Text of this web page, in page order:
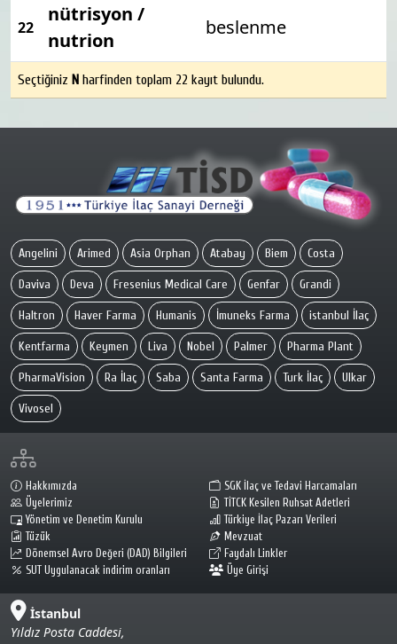
22
nütrisyon /
nutrion
beslenme
Seçtiğiniz N harfinden toplam 22 kayıt bulundu.
Angelini Arimed Asia Orphan Atabay Biem Costa
Daviva Deva Fresenius Medical Care Genfar Grandi
Haltron Haver Farma Humanis İmuneks Farma istanbul İlaç
Kentfarma Keymen Liva Nobel Palmer Pharma Plant
PharmaVision Ra İlaç Saba Santa Farma Turk İlaç Ulkar
Vivosel
Hakkımızda
Üyelerimiz
Yönetim ve Denetim Kurulu
Tüzük
Dönemsel Avro Değeri (DAD) Bilgileri
SUT Uygulanacak indirim oranları
SGK İlaç ve Tedavi Harcamaları
TİTCK Kesilen Ruhsat Adetleri
Türkiye İlaç Pazarı Verileri
Mevzuat
Faydalı Linkler
Üye Girişi
İstanbul
Yıldız Posta Caddesi,